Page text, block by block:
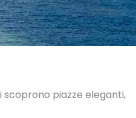
scoprono piazze eleganti,